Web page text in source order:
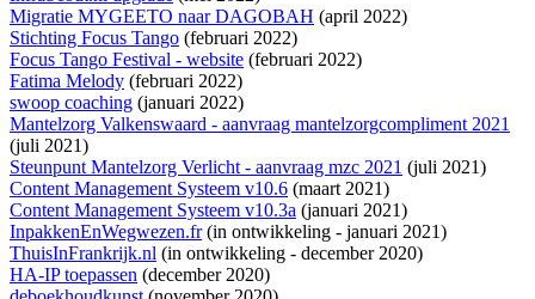
Migratie MYGEETO naar DAGOBAH (april 2022)
Stichting Focus Tango (februari 2022)
Focus Tango Festival - website (februari 2022)
Fatima Melody (februari 2022)
swoop coaching (januari 2022)
Mantelzorg Valkenswaard - aanvraag mantelzorgcompliment 2021
(juli 2021)
Steunpunt Mantelzorg Verlicht - aanvraag mzc 2021 (juli 2021)
Content Management Systeem v10.6 (maart 2021)
Content Management Systeem v10.3a (januari 2021)
InpakkenEnWegwezen.fr(in ontwikkeling - januari 2021)
ThuisInFrankrijk.nl (in ontwikkeling - december 2020)
HA-IP toepassen (december 2020)